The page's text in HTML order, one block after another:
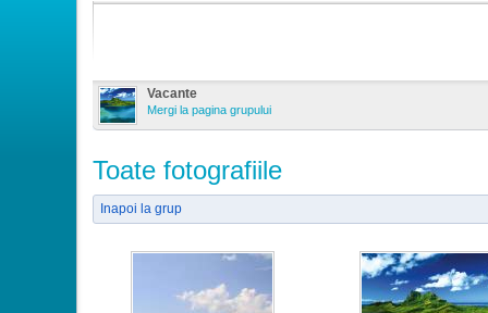
Vacante
Mergi la pagina grupului
Toate fotografiile
Inapoi la grup